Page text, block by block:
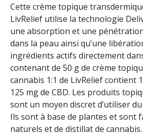
Cette crème topique
LivRelief utilise la technologie
une absorption et une
dans la peau ainsi qu’une
ingrédients actifs directement
contenant de 50 g de crème
cannabis 1:1 de LivRelief contient
125 mg de CBD. Les produits
sont un moyen discret d’utiliser
Ils sont à base de plantes et sont
naturels et de distillat de cannabis.